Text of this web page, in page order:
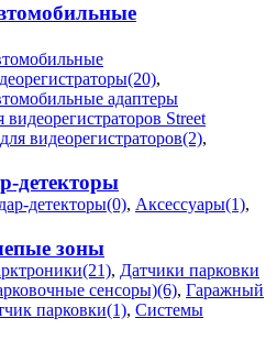
,
адаптеры
видеорегистраторов Street
видеорегистраторов(2),
детекторы
детекторы(0), Аксессуары(1),
зоны
, Датчики парковки
сенсоры)(6), Гаражный
парковки(1), Системы